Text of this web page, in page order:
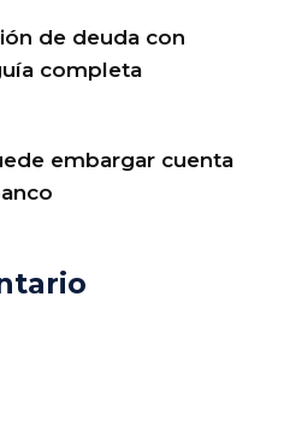
de deuda con
completa
embargar cuenta